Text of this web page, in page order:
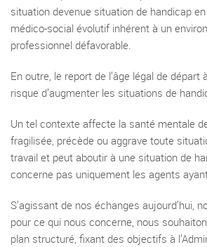
situation devenue situation de handicap
médico-social évolutif inhérent à un
professionnel défavorable.
En outre, le report de l’âge légal de départ
risque d’augmenter les situations de
Un tel contexte affecte la santé mentale
fragilisée, précède ou aggrave toute
travail et peut aboutir à une situation de
concerne pas uniquement les agents
S’agissant de nos échanges aujourd’hui,
pour ce qui nous concerne, nous
plan structuré, fixant des objectifs à